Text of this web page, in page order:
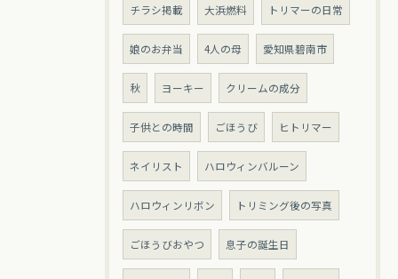
チラシ掲載 大浜燃料 トリマーの日常
娘のお弁当 4人の母 愛知県碧南市
秋 ヨーキー クリームの成分
子供との時間 ごほうび ヒトリマー
ネイリスト ハロウィンバルーン
ハロウィンリボン トリミング後の写真
ごほうびおやつ 息子の誕生日